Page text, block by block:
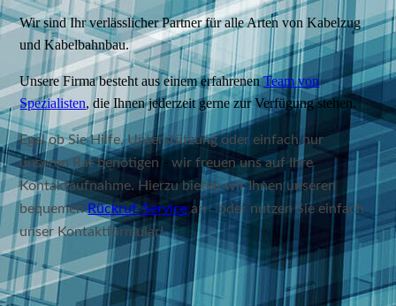
Wir sind Ihr verlässlicher Partner für alle Arten von Kabelzug
und Kabelbahnbau.
Unsere Firma besteht aus einem erfahrenenTeam von
Spezialisten, die Ihnen jederzeit gerne zur Verfügung stehen.
Egal ob Sie Hilfe, Unterstützung oder einfach nur
unseren Rat benötigen –wir freuen uns auf Ihre
Kontaktaufnahme. Hierzu bieten wir Ihnen unseren
bequemenRückruf-Service an–oder nutzen Sie einfach
unserKontaktformular!